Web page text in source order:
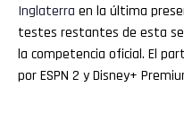
Inglaterra en la última
testes restantes de esta
la competencia oficial. El
por ESPN 2 y Disney+